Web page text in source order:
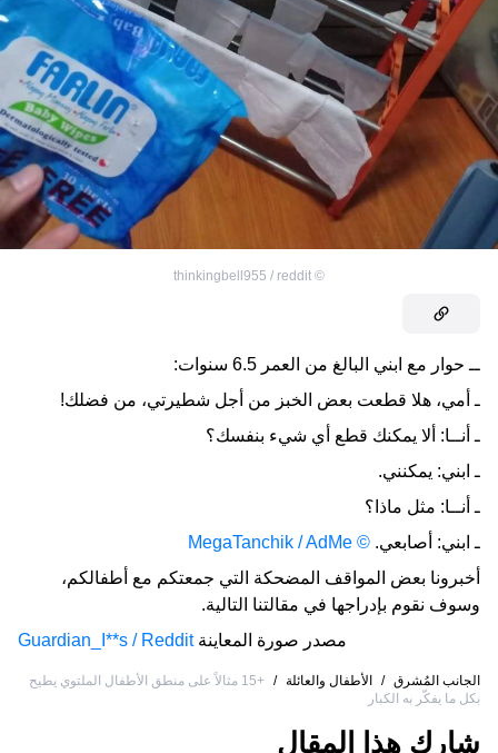
©
thinkingbell955 / reddit
ــ حوار مع ابني البالغ من العمر 6.5 سنوات:
ـ أمي، هلا قطعت بعض الخبز من أجل شطيرتي، من فضلك!
ـ أنــا: ألا يمكنك قطع أي شيء بنفسك؟
ـ ابني: يمكنني.
ـ أنــا: مثل ماذا؟
ـ ابني: أصابعي. ©
MegaTanchik / AdMe
أخبرونا بعض المواقف المضحكة التي جمعتكم مع أطفالكم،
وسوف نقوم بإدراجها في مقالتنا التالية.
مصدر صورة المعاينة Guardian_I**s / Reddit
الجانب المُشرق / الأطفال والعائلة /
+15 مثالاً على منطق الأطفال الملتوي يطيح
بكل ما يفكّر به الكبار
شارك هذا المقال